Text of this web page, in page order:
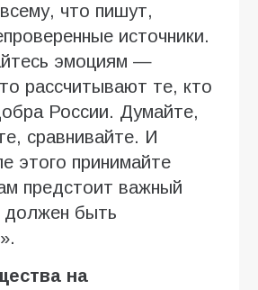
что пишут,
источники.
эмоциям —
рассчитывают те, кто
России. Думайте,
сравнивайте. И
этого принимайте
предстоит важный
быть
на